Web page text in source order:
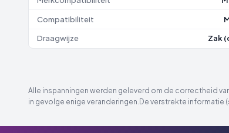
Compatibiliteit
Draagwijze Zak
Alle inspanningen werden geleverd om de correctheid
in gevolge enige veranderingen.De verstrekte